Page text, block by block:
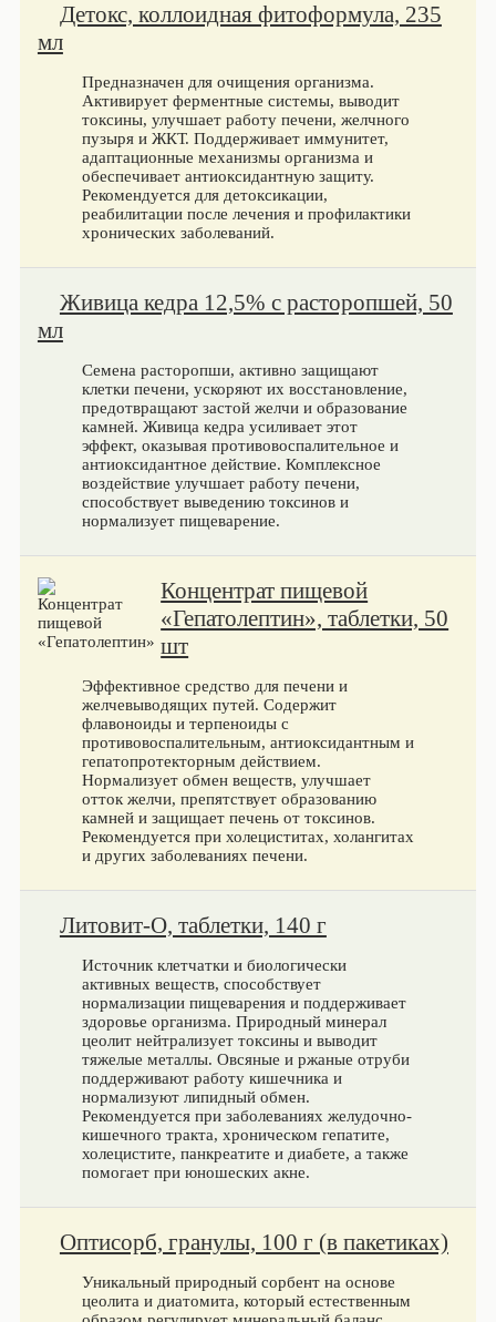
Детокс, коллоидная фитоформула, 235
мл
Предназначен для очищения организма.
Активирует ферментные системы, выводит
токсины, улучшает работу печени, желчного
пузыря и ЖКТ. Поддерживает иммунитет,
адаптационные механизмы организма и
обеспечивает антиоксидантную защиту.
Рекомендуется для детоксикации,
реабилитации после лечения и профилактики
хронических заболеваний.
Живица кедра 12,5% с расторопшей, 50
мл
Семена расторопши, активно защищают
клетки печени, ускоряют их восстановление,
предотвращают застой желчи и образование
камней. Живица кедра усиливает этот
эффект, оказывая противовоспалительное и
антиоксидантное действие. Комплексное
воздействие улучшает работу печени,
способствует выведению токсинов и
нормализует пищеварение.
Концентрат пищевой
«Гепатолептин», таблетки, 50
шт
Эффективное средство для печени и
желчевыводящих путей. Содержит
флавоноиды и терпеноиды с
противовоспалительным, антиоксидантным и
гепатопротекторным действием.
Нормализует обмен веществ, улучшает
отток желчи, препятствует образованию
камней и защищает печень от токсинов.
Рекомендуется при холециститах, холангитах
и других заболеваниях печени.
Литовит-О, таблетки, 140 г
Источник клетчатки и биологически
активных веществ, способствует
нормализации пищеварения и поддерживает
здоровье организма. Природный минерал
цеолит нейтрализует токсины и выводит
тяжелые металлы. Овсяные и ржаные отруби
поддерживают работу кишечника и
нормализуют липидный обмен.
Рекомендуется при заболеваниях желудочно-
кишечного тракта, хроническом гепатите,
холецистите, панкреатите и диабете, а также
помогает при юношеских акне.
Оптисорб, гранулы, 100 г (в пакетиках)
Уникальный природный сорбент на основе
цеолита и диатомита, который естественным